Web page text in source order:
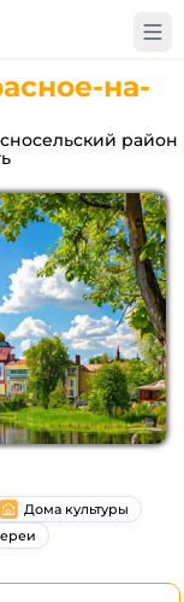
на-
район
Дома культуры